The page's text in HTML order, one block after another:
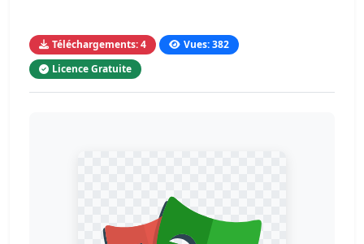
Téléchargements: 4
Vues: 382
Licence Gratuite